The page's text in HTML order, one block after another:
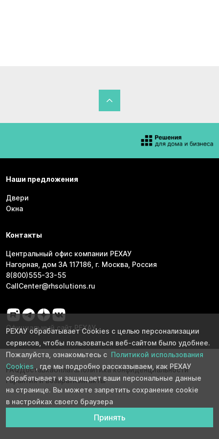
Наши предложения
Двери
Окна
Контакты
Центральный офис компании РЕХАУ
Нагорная, дом 3А 117186, г. Москва, Россия
8(800)555-33-55
CallCenter@rhsolutions.ru
Официальный сайт РЕХАУ
FAQДоставкаОплатаПолитика конфиденциальности
Гарантия и возвратКонтакты
РЕХАУ обрабатывает Cookies с целью персонализации
сервисов, чтобы пользоваться веб-сайтом было удобнее.
Пожалуйста, ознакомьтесь с Политикой использования
Cookies
, где мы подробно рассказываем, как РЕХАУ
обрабатывает и защищает ваши персональные данные
на странице. Вы можете запретить сохранение cookie
в настройках своего браузера
Принять